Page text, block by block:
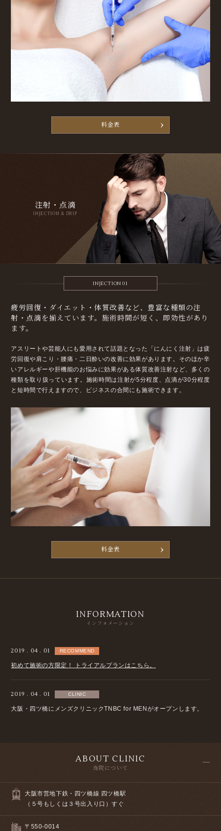
料金表
注射・点滴
INJECTION & DRIP
INJECTION 01
疲労回復・ダイエット・体質改善など、豊富な種類の注
射・点滴を揃えています。 施術時間が短く、即効性があり
ます。
アスリートや芸能人にも愛用されて話題となった「にんにく注射」は疲
労回復や肩こり・腰痛・二日酔いの改善に効果があります。そのほか辛
いアレルギーや肝機能のお悩みに効果がある体質改善注射など、多くの
種類を取り扱っています。施術時間は注射が5分程度、点滴が30分程度
と短時間で行えますので、ビジネスの合間にも施術できます。
料金表
INFORMATION
インフォメーション
2019 . 04 . 01 RECOMMEND
初めて施術の方限定！ トライアルプランはこちら。
2019 . 04 . 01 CLINIC
大阪・四ツ橋にメンズクリニックTNBC for MENがオープンします。
ABOUT CLINIC
当院について
大阪市営地下鉄・四ツ橋線 四ツ橋駅
（５号もしくは３号出入り口）すぐ
〒550-0014